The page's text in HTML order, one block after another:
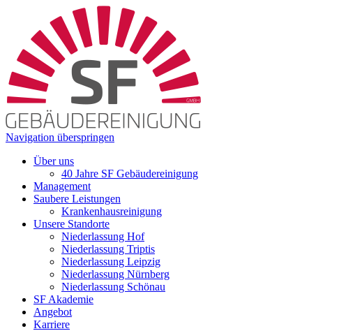
Navigation überspringen
Über uns
40 Jahre SF Gebäudereinigung
Management
Saubere Leistungen
Krankenhausreinigung
Unsere Standorte
Niederlassung Hof
Niederlassung Triptis
Niederlassung Leipzig
Niederlassung Nürnberg
Niederlassung Schönau
SF Akademie
Angebot
Karriere